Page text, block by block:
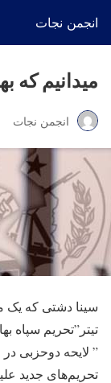
انجمن نجات
میدانیم که
انجمن نجات
سینا دشتی که یک
تیتر”تحریم سپاه
” لایحه دوحزبی
تحریم‌های جدید